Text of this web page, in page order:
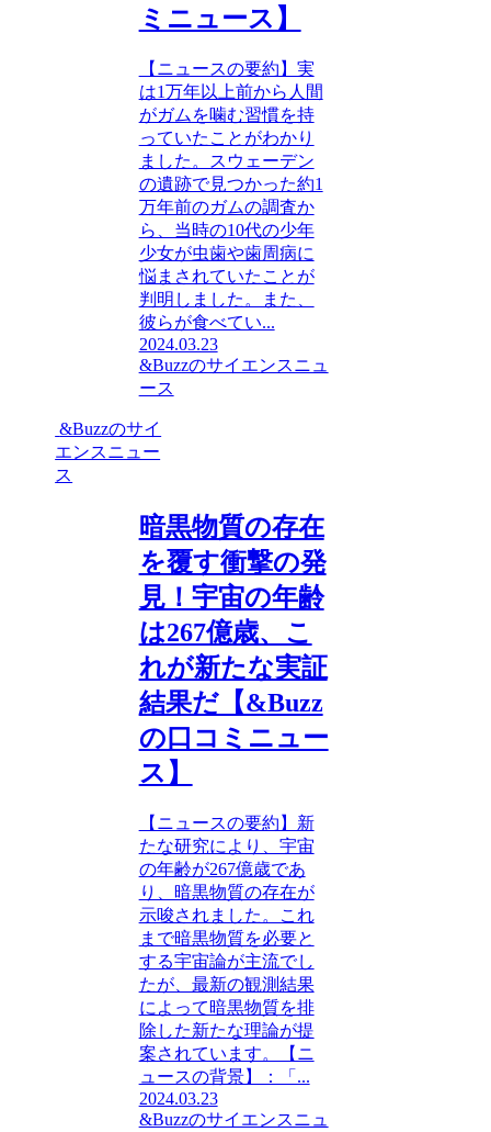
ミニュース】
【ニュースの要約】実
は1万年以上前から人間
がガムを噛む習慣を持
っていたことがわかり
ました。スウェーデン
の遺跡で見つかった約1
万年前のガムの調査か
ら、当時の10代の少年
少女が虫歯や歯周病に
悩まされていたことが
判明しました。また、
彼らが食べてい...
2024.03.23
&Buzzのサイエンスニュ
ース
&Buzzのサイ
エンスニュー
ス
暗黒物質の存在
を覆す衝撃の発
見！宇宙の年齢
は267億歳、こ
れが新たな実証
結果だ【&Buzz
の口コミニュー
ス】
【ニュースの要約】新
たな研究により、宇宙
の年齢が267億歳であ
り、暗黒物質の存在が
示唆されました。これ
まで暗黒物質を必要と
する宇宙論が主流でし
たが、最新の観測結果
によって暗黒物質を排
除した新たな理論が提
案されています。【ニ
ュースの背景】：「...
2024.03.23
&Buzzのサイエンスニュ